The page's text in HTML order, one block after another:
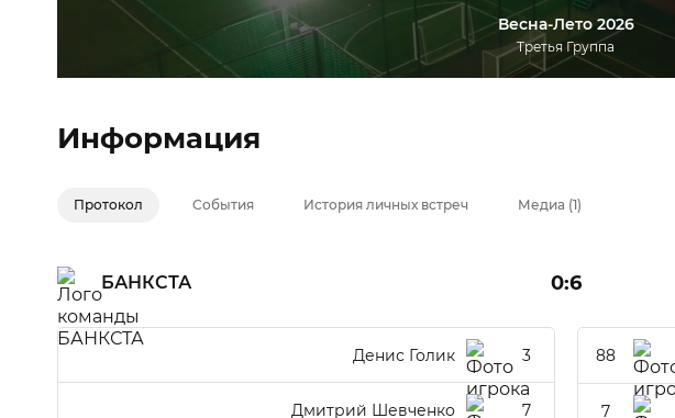
Весна-Лето 2026
Третья Группа
Информация
Протокол События История личных встреч Медиа (1)
БАНКСТА 0:6
3
Денис Голик
7
Дмитрий Шевченко
88
7